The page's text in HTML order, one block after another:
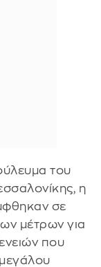
του
η
σε
μέτρων για
που